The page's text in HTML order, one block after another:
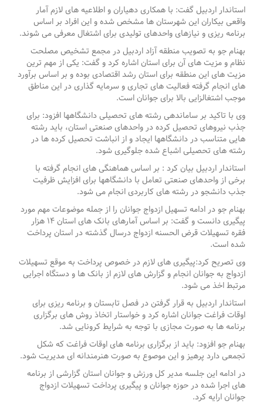
استاندار اردبیل گفت: با همکاری دهیاران و اطلاعیه های لازم آمار
واقعی بیکاران این شهرستان ها مشخص شده و این افراد بر اساس
برنامه ریزی و نیازهای واحدهای تولیدی برای اشتغال معرفی می شوند.
بهنام جو به تصویب منطقه آزاد اردبیل در مجمع تشخیص مصلحت
نظام و مزیت های آن برای استان اشاره کرد و گفت: یکی از مهم ترین
مزیت های این منطقه برای استان رشد اقتصادی بوده و بر اساس برآورد
های انجام گرفته فعالیت های تجاری و سرمایه گذاری در این مناطق
موجب اشتغالزایی بالا برای جوانان است.
وی با تاکید بر ساماندهی رشته های تحصیلی دانشگاهها افزود: برای
جذب نیروهای تحصیل کرده در واحدهای صنعتی استان، باید رشته
هایی متناسب در دانشگاهها ایجاد و از انباشت تحصیل کرده ها در
رشته های تحصیلی اشباع شده جلوگیری شود.
استاندار اردبیل بیان کرد : بر اساس هماهنگی های انجام گرفته با
برخی از واحدهای صنعتی تعامل با دانشگاهها برای افزایش ظرفیت
جذب دانشجو در رشته های کاربردی انجام می شود.
بهنام جو در ادامه تسهیل ازدواج جوانان را از جمله موضوعات مهم مورد
پیگیری دانست و گفت: بر اساس آمارهای بانک های استان ۱۴ هزار
فقره تسهیلات قرض الحسنه ازدواج درسال گذشته در استان پرداخت
شده است.
وی تصریح کرد:پیگیری های لازم در خصوص پرداخت به موقع تسهیلات
ازدواج به جوانان انجام و گزارش های لازم از بانک ها و دستگاه اجرایی
مرتبط اخذ می شود.
استاندار اردبیل به قرار گرفتن در فصل تابستان و برنامه ریزی برای
اوقات فراغت جوانان اشاره کرد و خواستار اتخاذ روش های برگزاری
برنامه ها به صورت مجازی با توجه به شرایط کرونایی شد.
بهنام جو افزود: باید از برگزاری برنامه های اوقات فراغت که شکل
تجمعی دارد پرهیز و این موصوع به صورت هنرمندانه ای مدیریت شود.
در ادامه این جلسه مدیر کل ورزش و جوانان استان گزارشی از برنامه
های اجرا شده در حوزه جوانان و پیگیری پرداخت تسهیلات ازدواج
جوانان ارایه کرد.